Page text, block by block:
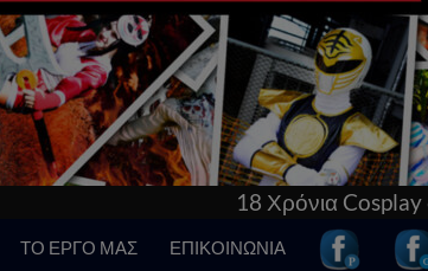
18 Χρόνια Cosplay στην Ελλάδα! Γνώρισε
ΤΟ ΕΡΓΟ ΜΑΣ ΕΠΙΚΟΙΝΩΝΙΑ